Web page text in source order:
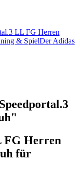
LL FG Herren
& SpielDer Adidas
FG Herren
für